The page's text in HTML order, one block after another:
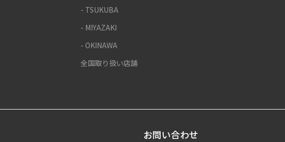
- TSUKUBA
- MIYAZAKI
- OKINAWA
全国取り扱い店舗
お問い合わせ